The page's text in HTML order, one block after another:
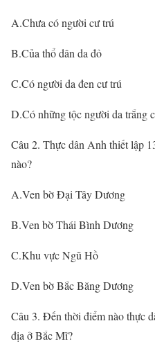
A.Chưa có người cư trú
B.Của thổ dân da đỏ
C.Có người da đen cư trú
D.Có những tộc người da trắng
Câu 2. Thực dân Anh thiết lập
nào?
A.Ven bờ Đại Tây Dương
B.Ven bờ Thái Bình Dương
C.Khu vực Ngũ Hồ
D.Ven bờ Bắc Băng Dương
Câu 3. Đến thời điểm nào thực
địa ở Bắc Mĩ?